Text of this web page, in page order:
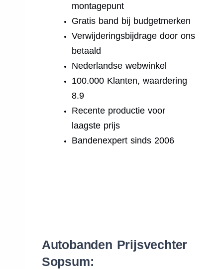
montagepunt
Gratis band bij budgetmerken
Verwijderingsbijdrage door ons
betaald
Nederlandse webwinkel
100.000 Klanten, waardering
8.9
Recente productie voor
laagste prijs
Bandenexpert sinds 2006
Autobanden Prijsvechter
Sopsum: